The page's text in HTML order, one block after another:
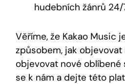
‌hudebních žánrů 24/
Věříme, ‌že Kakao Music
způsobem, jak
objevovat nové‍ oblíbené
se k nám ‍a dejte této